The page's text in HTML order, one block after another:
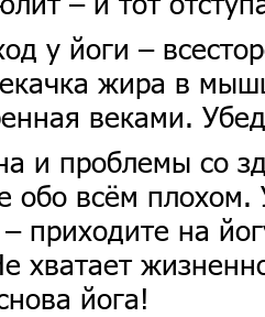
у йоги –
жира в
веками.
и проблемы со
обо всём
приходите на
хватает
йога!